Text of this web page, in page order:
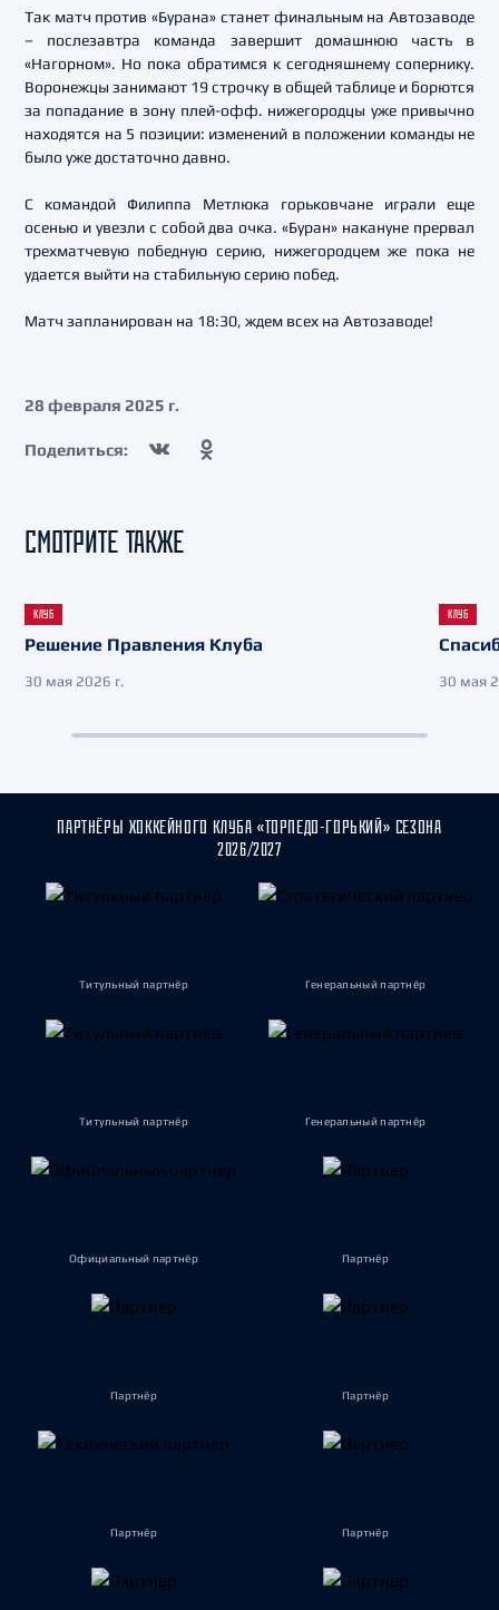
Так матч против «Бурана» станет финальным на Автозаводе
– послезавтра команда завершит домашнюю часть в
«Нагорном». Но пока обратимся к сегодняшнему сопернику.
Воронежцы занимают 19 строчку в общей таблице и борются
за попадание в зону плей-офф. нижегородцы уже привычно
находятся на 5 позиции: изменений в положении команды не
было уже достаточно давно.
С командой Филиппа Метлюка горьковчане играли еще
осенью и увезли с собой два очка. «Буран» накануне прервал
трехматчевую победную серию, нижегородцем же пока не
удается выйти на стабильную серию побед.
Матч запланирован на 18:30, ждем всех на Автозаводе!
28 февраля 2025 г.
Поделиться:
СМОТРИТЕ ТАКЖЕ
КЛУБ
Решение Правления Клуба
30 мая 2026 г.
КЛУБ
30 мая
ПАРТНЁРЫ ХОККЕЙНОГО КЛУБА «ТОРПЕДО-ГОРЬКИЙ» СЕЗОНА
2026/2027
Титульный партнёр Генеральный партнёр
Титульный партнёр Генеральный партнёр
Официальный партнёр Партнёр
Партнёр Партнёр
Партнёр Партнёр